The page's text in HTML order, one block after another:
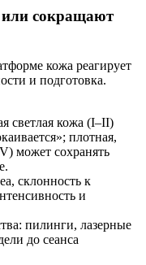
сокращают
кожа реагирует
и подготовка.
светлая кожа (I–II)
плотная,
может сохранять
склонность к
и
пилинги, лазерные
до сеанса